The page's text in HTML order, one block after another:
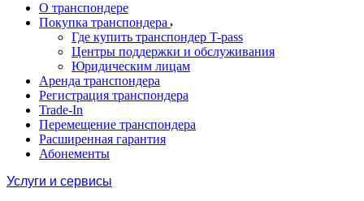
О транспондере
Покупка транспондера
Где купить транспондер T-pass
Центры поддержки и обслуживания
Юридическим лицам
Аренда транспондера
Регистрация транспондера
Trade-In
Перемещение транспондера
Расширенная гарантия
Абонементы
Услуги и сервисы